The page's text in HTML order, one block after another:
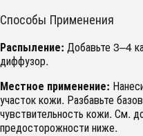
Способы Применения
Распыление: Добавьте 3–4
диффузор.
Местное применение:
участок кожи. Разбавьте
чувствительность кожи. См.
предосторожности ниже.